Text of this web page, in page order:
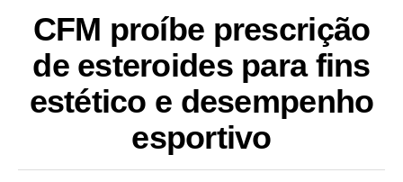
CFM proíbe prescrição
de esteroides para fins
estético e desempenho
esportivo